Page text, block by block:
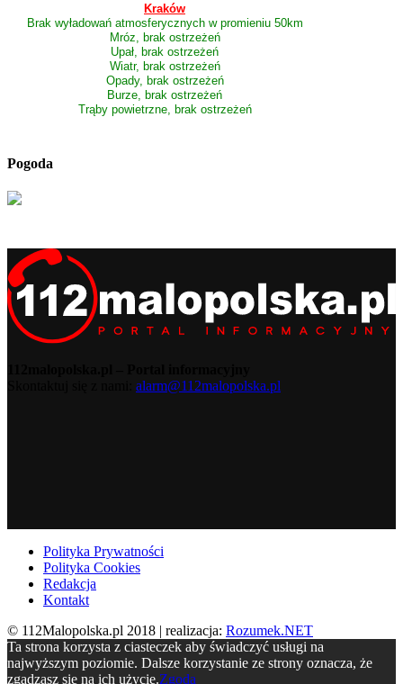
Kraków
Brak wyładowań atmosferycznych w promieniu 50km
Mróz, brak ostrzeżeń
Upał, brak ostrzeżeń
Wiatr, brak ostrzeżeń
Opady, brak ostrzeżeń
Burze, brak ostrzeżeń
Trąby powietrzne, brak ostrzeżeń
Pogoda
alarm@112malopolska.pl
Polityka Prywatności
Polityka Cookies
Redakcja
Kontakt
© 112Malopolska.pl 2018 | realizacja: Rozumek.NET
Ta strona korzysta z ciasteczek aby świadczyć usługi na
najwyższym poziomie. Dalsze korzystanie ze strony oznacza, że
zgadzasz się na ich użycie.Zgoda